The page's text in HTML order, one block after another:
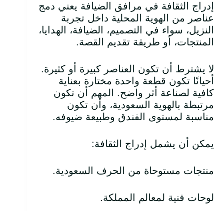
إدراج الثقافة في مرافق الضيافة يعني دمج
عناصر من الهوية المحلية داخل تجربة
النزيل، سواء في التصميم، الضيافة، الهدايا،
المنتجات، أو طريقة تقديم القصة.
لا يشترط أن تكون العناصر كبيرة أو كثيرة.
أحيانًا تكون قطعة واحدة مختارة بعناية
كافية لصناعة أثر واضح. المهم أن تكون
مرتبطة بالهوية السعودية، وأن تكون
مناسبة لمستوى الفندق وطبيعة ضيوفه.
يمكن أن يشمل إدراج الثقافة:
منتجات مستوحاة من الحرف السعودية.
لوحات فنية لمعالم المملكة.